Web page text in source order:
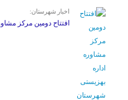
اخبار شهرستان:
افتتاح دومین مرکز